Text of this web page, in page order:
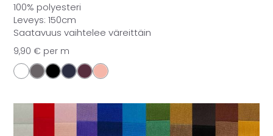
100% polyesteri
Leveys: 150cm
Saatavuus vaihtelee väreittäin
9,90€ per m